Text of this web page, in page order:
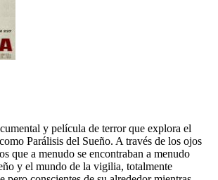
y película de terror que explora el
Parálisis del Sueño. A través de los ojos
que a menudo se encontraban a menudo
y el mundo de la vigilia, totalmente